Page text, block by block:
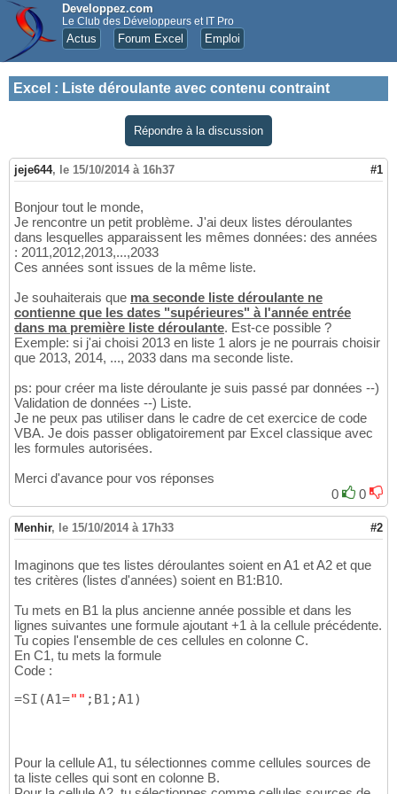
Developpez.com
Le Club des Développeurs et IT Pro
Actus Forum Excel Emploi
Excel : Liste déroulante avec contenu contraint
Répondre à la discussion
jeje644, le 15/10/2014 à 16h37 #1
Bonjour tout le monde,
Je rencontre un petit problème. J'ai deux listes déroulantes
dans lesquelles apparaissent les mêmes données: des années
: 2011,2012,2013,...,2033
Ces années sont issues de la même liste.
Je souhaiterais que ma seconde liste déroulante ne
contienne que les dates "supérieures" à l'année entrée
dans ma première liste déroulante. Est-ce possible ?
Exemple: si j'ai choisi 2013 en liste 1 alors je ne pourrais choisir
que 2013, 2014, ..., 2033 dans ma seconde liste.
ps: pour créer ma liste déroulante je suis passé par données --)
Validation de données --) Liste.
Je ne peux pas utiliser dans le cadre de cet exercice de code
VBA. Je dois passer obligatoirement par Excel classique avec
les formules autorisées.
Merci d'avance pour vos réponses
0
0
Menhir, le 15/10/2014 à 17h33 #2
Imaginons que tes listes déroulantes soient en A1 et A2 et que
tes critères (listes d'années) soient en B1:B10.
Tu mets en B1 la plus ancienne année possible et dans les
lignes suivantes une formule ajoutant +1 à la cellule précédente.
Tu copies l'ensemble de ces cellules en colonne C.
En C1, tu mets la formule
Code :
=SI (A1="" ;B1;A1)
Pour la cellule A1, tu sélectionnes comme cellules sources de
ta liste celles qui sont en colonne B.